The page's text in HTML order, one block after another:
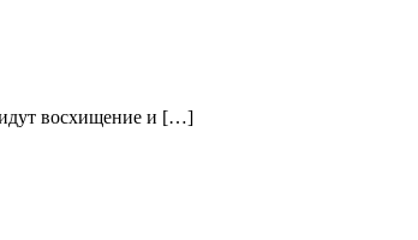
идут восхищение и […]